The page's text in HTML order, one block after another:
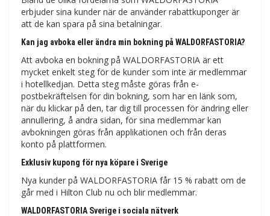
erbjuder sina kunder när de använder rabattkuponger är
att de kan spara på sina betalningar.
Kan jag avboka eller ändra min bokning på WALDORFASTORIA?
Att avboka en bokning på WALDORFASTORIA är ett
mycket enkelt steg för de kunder som inte är medlemmar
i hotellkedjan. Detta steg måste göras från e-
postbekräftelsen för din bokning, som har en länk som,
när du klickar på den, tar dig till processen för ändring eller
annullering, å andra sidan, för sina medlemmar kan
avbokningen göras från applikationen och från deras
konto på plattformen.
Exklusiv kupong för nya köpare i Sverige
Nya kunder på WALDORFASTORIA får 15 % rabatt om de
går med i Hilton Club nu och blir medlemmar.
WALDORFASTORIA Sverige i sociala nätverk